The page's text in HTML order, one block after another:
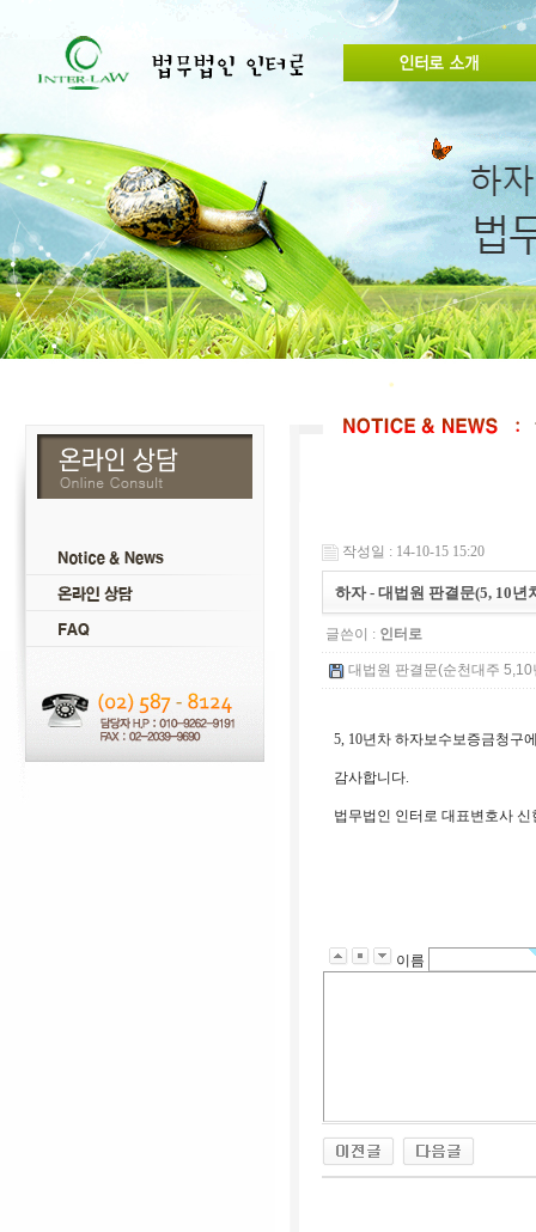
작성일 : 14-10-15 15:20
하자 - 대법원 판결문(5, 10년
글쓴이 : 인터로
대법원 판결문(순천대주
5, 10년차 하자보수보증금청구
감사합니다.
법무법인 인터로 대표변호사 신
이름